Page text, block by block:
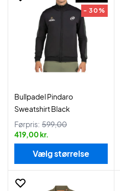
- 30%
Bullpadel Pindaro
Sweatshirt Black
Førpris: 599,00
419,00 kr.
Vælg størrelse